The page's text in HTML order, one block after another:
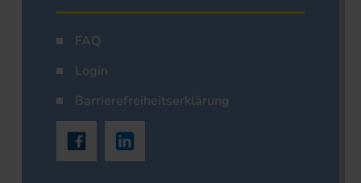
FAQ
Login
Barrierefreiheitserklärung